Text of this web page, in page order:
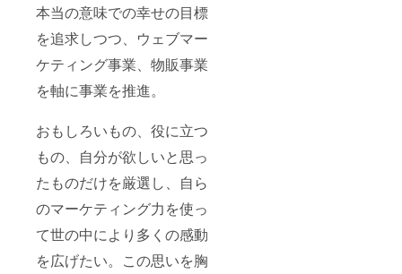
本当の意味での幸せの目標
を追求しつつ、ウェブマー
ケティング事業、物販事業
を軸に事業を推進。
おもしろいもの、役に立つ
もの、自分が欲しいと思っ
たものだけを厳選し、自ら
のマーケティング力を使っ
て世の中により多くの感動
を広げたい。この思いを胸